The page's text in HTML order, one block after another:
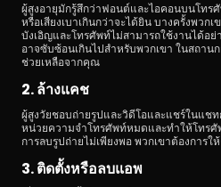
ผู้สูงอายุมักรู้สึกว่าฟอนต์และไอคอนบนโทร
หรือเสียงเบาเกินกว่าจะได้ยิน บางครั้งพวก
บังเอิญและโทรศัพท์ไม่สามารถใช้งานได้อ
อาจซับซ้อนเกินไปสำหรับพวกเขา ในสถาน
ช่วยเหลือจากคุณ
2. ล้างแคช
ผู้สูงวัยชอบถ่ายรูปและวิดีโอและแชร์ในแช
หน่วยความจำโทรศัพท์หมดและทำให้โทรศั
การลบรูปถ่ายไม่เพียงพอ พวกเขาต้องการ
3. ติดตั้งหรือลบแอพ